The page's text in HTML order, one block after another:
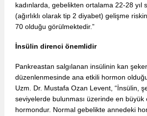
kadınlarda, gebelikten ortalama 22-28 yıl
(ağırlıklı olarak tip 2 diyabet) gelişme
70 olduğu görülmektedir.”
İnsülin direnci önemlidir
Pankreastan salgılanan insülinin kan
düzenlenmesinde ana etkili hormon
Uzm. Dr. Mustafa Ozan Levent, “İnsülin,
seviyelerde bulunması üzerinde en büyük
hormondur. Normal gebelikte annedeki